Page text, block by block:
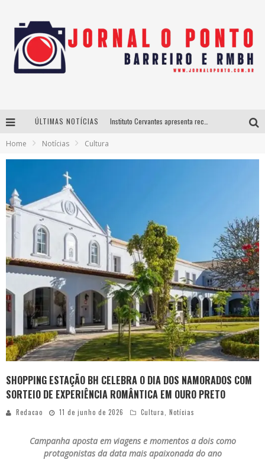
ÚLTIMAS NOTÍCIAS
Home Notícias Cultura
SHOPPING ESTAÇÃO BH CELEBRA O DIA DOS NAMORADOS COM
SORTEIO DE EXPERIÊNCIA ROMÂNTICA EM OURO PRETO
Redacao 11 de junho de 2026 Cultura Notícias
Campanha aposta em viagens e momentos a dois como
protagonistas da data mais apaixonada do ano